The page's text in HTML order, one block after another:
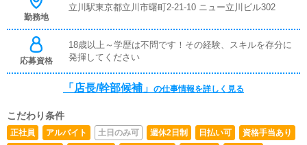
勤務地
立川駅東京都立川市曙町2-21-10 ニュー立川ビル302
応募資格
18歳以上～学歴は不問です！その経験、スキルを存分に
発揮してください
「店長/幹部候補」 の仕事情報を詳しく見る
こだわり条件
正社員 アルバイト 土日のみ可 週休2日制 日払い可
資格手当あり